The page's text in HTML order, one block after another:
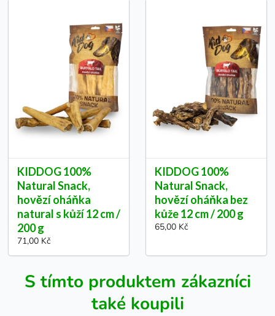
KIDDOG 100%
Natural Snack,
hovězí oháňka
natural s kůží 12 cm /
200 g
71,00 Kč
KIDDOG 100%
Natural Snack,
hovězí oháňka bez
kůže 12 cm / 200 g
65,00 Kč
S tímto produktem zákazníci
také koupili